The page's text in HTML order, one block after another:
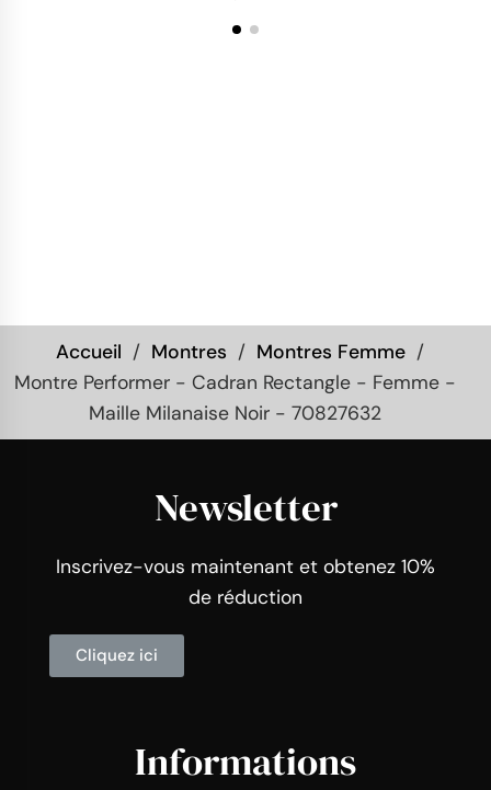
Accueil Montres
Montres Femme
Montre Performer - Cadran Rectangle - Femme -
Maille Milanaise Noir - 70827632
Newsletter
Inscrivez-vous maintenant et obtenez 10%
de réduction
Cliquez ici
Informations